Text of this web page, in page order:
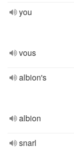
you
vous
albion's
albion
snarl